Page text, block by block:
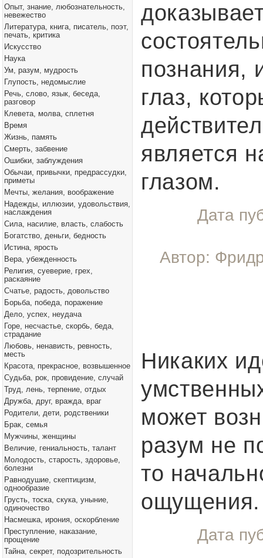
Опыт, знание, любознательность,
невежество
Литература, книга, писатель, поэт,
печать, критика
Искусство
Наука
Ум, разум, мудрость
Глупость, недомыслие
Речь, слово, язык, беседа,
разговор
Клевета, молва, сплетня
Время
Жизнь, память
Смерть, забвение
Ошибки, заблуждения
Обычаи, привычки, предрассудки,
приметы
Мечты, желания, воображение
Надежды, иллюзии, удовольствия,
наслаждения
Сила, насилие, власть, слабость
Богатство, деньги, бедность
Истина, ярость
Вера, убежденность
Религия, суеверие, грех,
раскаяние
Счатье, радость, довольство
Борьба, победа, поражение
Дело, успех, неудача
Горе, несчастье, скорбь, беда,
страдание
Любовь, ненависть, ревность,
месть
Красота, прекрасное, возвышенное
Судьба, рок, провидение, случай
Труд, лень, терпение, отдых
Дружба, друг, вражда, враг
Родители, дети, родственики
Брак, семья
Мужчины, женщины
Величие, гениальность, талант
Молодость, старость, здоровье,
болезни
Равнодушие, скептицизм,
однообразие
Грусть, тоска, скука, уныние,
одиночество
Насмешка, ирония, оскорбление
Преступление, наказание,
прощение
Тайна, секрет, подозрительность
познания,
глаз,
является
глазом.
Дата
Автор:
Никаких
может
разум не
то
ощущения.
Дата